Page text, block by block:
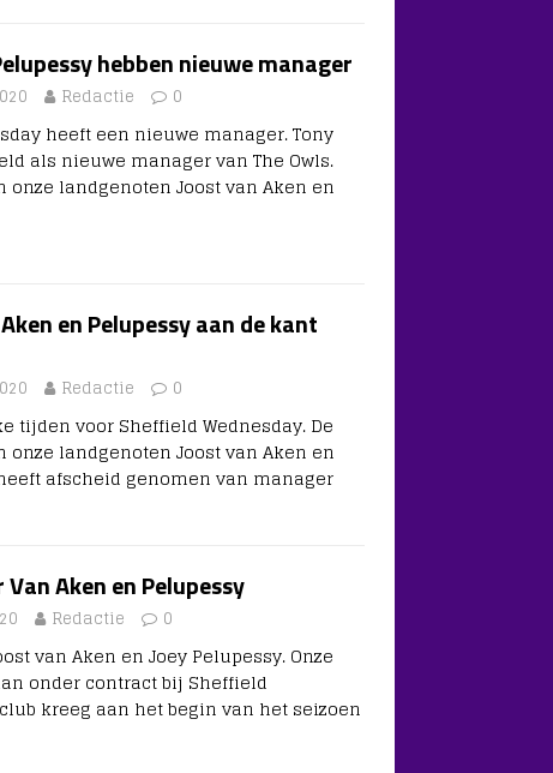
hebben nieuwe manager
Redactie 0
heeft een nieuwe manager. Tony
als nieuwe manager van The Owls.
onze landgenoten Joost van Aken en
en Pelupessy aan de kant
Redactie 0
tijden voor Sheffield Wednesday. De
onze landgenoten Joost van Aken en
afscheid genomen van manager
Aken en Pelupessy
Redactie 0
van Aken en Joey Pelupessy. Onze
onder contract bij Sheffield
kreeg aan het begin van het seizoen